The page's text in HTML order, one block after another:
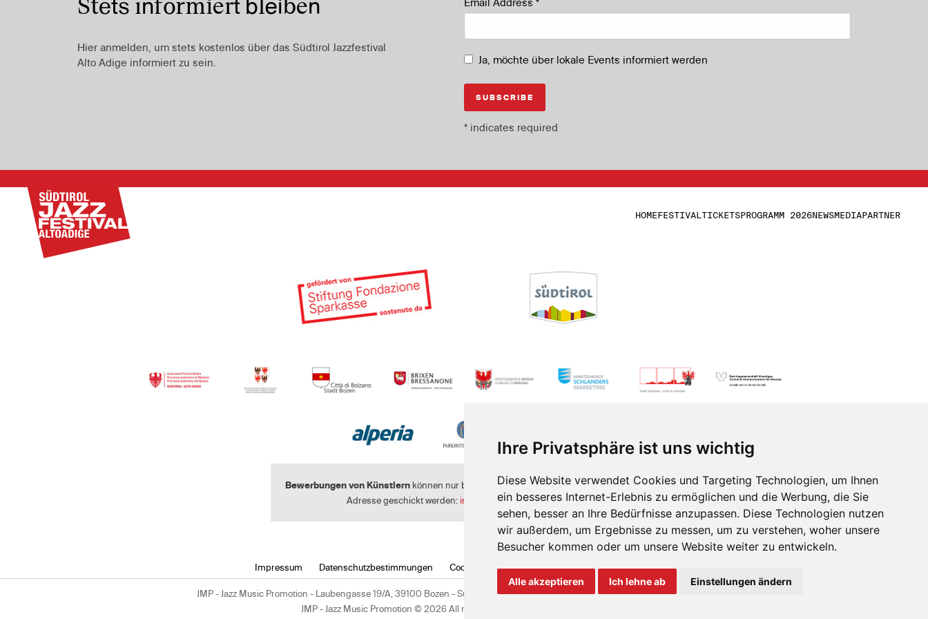
Ihre Privatsphäre ist uns wichtig
Diese Website verwendet Cookies und Targeting Technologien, um Ihnen
ein besseres Internet-Erlebnis zu ermöglichen und die Werbung, die Sie
sehen, besser an Ihre Bedürfnisse anzupassen. Diese Technologien nutzen
wir außerdem, um Ergebnisse zu messen, um zu verstehen, woher unsere
Besucher kommen oder um unsere Website weiter zu entwickeln.
Alle akzeptieren Ich lehne ab Einstellungen ändern
Hier anmelden, um stets kostenlos über das Südtirol Jazzfestival
Alto Adige informiert zu sein.
Ja, möchte über lokale Events informiert werden
*indicates required
HOMEFESTIVAL TICKETSPROGRAMM 2026NEWSMEDIAPARTNER
Bewerbungen von Künstlern können nur berücksichtigt werden, wenn sie an folgende
Adresse geschickt werden: info@suedtiroljazzfestival.com
Impressum Datenschutzbestimmungen Cookie policy Cookie-Einstellungen Transparenz
JMP - Jazz Music Promotion - Laubengasse 19/A, 39100 Bozen - Südtirol, Italien - +39 0471 98 23 24 -info@suedtiroljazzfestival.com
JMP - Jazz Music Promotion © 2026 All right reserved. MwSt.Nr IT02435840216